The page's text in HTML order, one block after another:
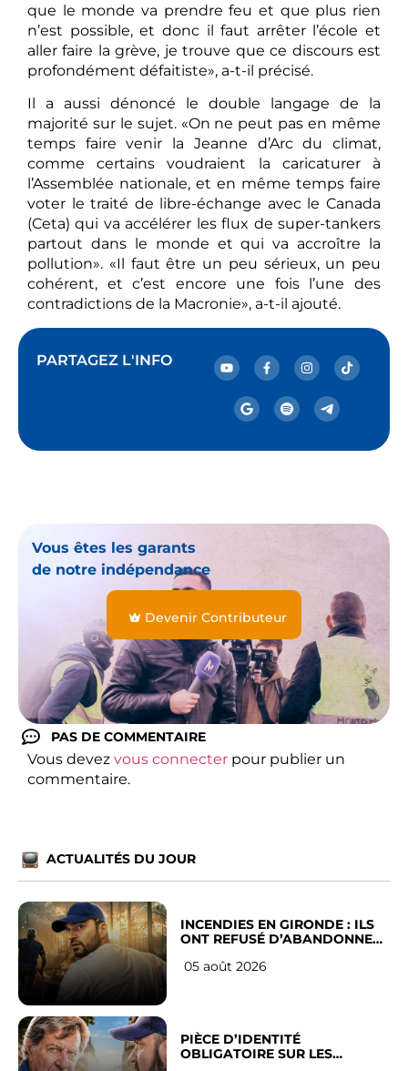
que le monde va prendre feu et que plus rien
n’est possible, et donc il faut arrêter l’école et
aller faire la grève, je trouve que ce discours est
profondément défaitiste», a-t-il précisé.
Il a aussi dénoncé le double langage de la
majorité sur le sujet. «On ne peut pas en même
temps faire venir la Jeanne d’Arc du climat,
comme certains voudraient la caricaturer à
l’Assemblée nationale, et en même temps faire
voter le traité de libre-échange avec le Canada
(Ceta) qui va accélérer les flux de super-tankers
partout dans le monde et qui va accroître la
pollution». «Il faut être un peu sérieux, un peu
cohérent, et c’est encore une fois l’une des
contradictions de la Macronie», a-t-il ajouté.
PARTAGEZ L'INFO
Vous êtes les garants
de notre indépendance
Devenir Contributeur
PAS DE COMMENTAIRE
Vous devez vous connecter pour publier un
commentaire.
ACTUALITÉS DU JOUR
INCENDIES EN GIRONDE : ILS
ONT REFUSÉ D’ABANDONNER
05 août 2026
PIÈCE D’IDENTITÉ
OBLIGATOIRE SUR LES